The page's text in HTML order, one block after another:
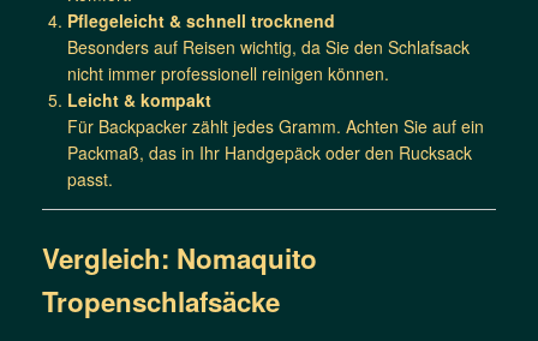
Pflegeleicht & schnell trocknend
Besonders auf Reisen wichtig, da Sie den Schlafsack
nicht immer professionell reinigen können.
Leicht & kompakt
Für Backpacker zählt jedes Gramm. Achten Sie auf ein
Packmaß, das in Ihr Handgepäck oder den Rucksack
passt.
Vergleich: Nomaquito
Tropenschlafsäcke